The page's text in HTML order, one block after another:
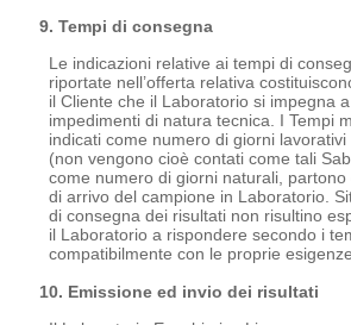
9. Tempi di consegna
Le indicazioni relative ai tempi di
riportate nell’offerta relativa
il Cliente che il Laboratorio si impegna
impedimenti di natura tecnica. I Tempi
indicati come numero di giorni lavorativi
(non vengono cioè contati come tali
come numero di giorni naturali,
di arrivo del campione in Laboratorio.
di consegna dei risultati non risultino
il Laboratorio a rispondere secondo i
compatibilmente con le proprie
10. Emissione ed invio dei risultati